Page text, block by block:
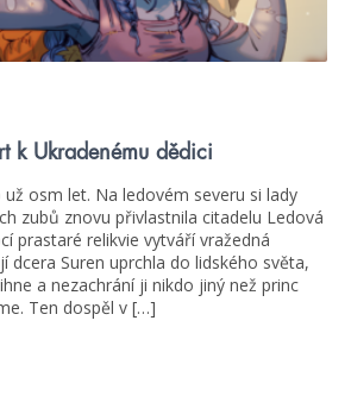
k Ukradenému dědici
osm let. Na ledovém severu si lady
zubů znovu přivlastnila citadelu Ledová
prastaré relikvie vytváří vražedná
dcera Suren uprchla do lidského světa,
a nezachrání ji nikdo jiný než princ
Ten dospěl v […]